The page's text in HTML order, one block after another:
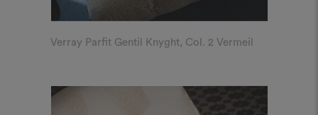
Verray Parfit Gentil Knyght, Col. 2 Vermeil